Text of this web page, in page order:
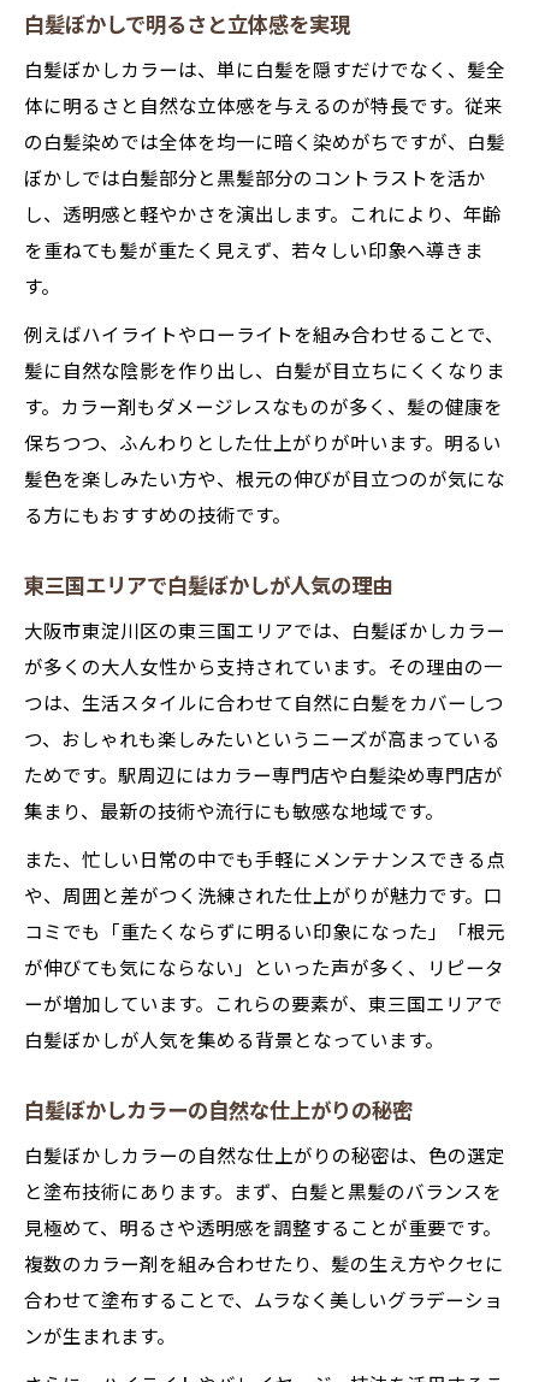
白髪ぼかしで時短とおしゃれを両立
白髪ぼかしカラーで朝のセットも簡単に
白髪ぼかしが人気の理由と失敗しない選び方
白髪ぼかしが大人女性に選ばれる理由
失敗しない白髪ぼかしの選び方のコツ
カラー三国で人気の白髪ぼかしテクニック
白髪ぼかしで自然な明るさを保つ秘訣
自然に馴染む白髪ぼかしカラーで前向きに
白髪ぼかしカラーで毎日を前向きに過ごす
自然に馴染む白髪ぼかしの魅力とは
ル
スマートキレイな白髪ぼかしで印象アップ
白髪ぼかしで明るさと立体感を実現
白髪ぼかしカラーは、単に白髪を隠すだけでなく、髪全
体に明るさと自然な立体感を与えるのが特長です。従来
の白髪染めでは全体を均一に暗く染めがちですが、白髪
ぼかしでは白髪部分と黒髪部分のコントラストを活か
し、透明感と軽やかさを演出します。これにより、年齢
を重ねても髪が重たく見えず、若々しい印象へ導きま
す。
例えばハイライトやローライトを組み合わせることで、
髪に自然な陰影を作り出し、白髪が目立ちにくくなりま
す。カラー剤もダメージレスなものが多く、髪の健康を
保ちつつ、ふんわりとした仕上がりが叶います。明るい
髪色を楽しみたい方や、根元の伸びが目立つのが気にな
る方にもおすすめの技術です。
東三国エリアで白髪ぼかしが人気の理由
大阪市東淀川区の東三国エリアでは、白髪ぼかしカラー
が多くの大人女性から支持されています。その理由の一
つは、生活スタイルに合わせて自然に白髪をカバーしつ
つ、おしゃれも楽しみたいというニーズが高まっている
ためです。駅周辺にはカラー専門店や白髪染め専門店が
集まり、最新の技術や流行にも敏感な地域です。
また、忙しい日常の中でも手軽にメンテナンスできる点
や、周囲と差がつく洗練された仕上がりが魅力です。口
コミでも「重たくならずに明るい印象になった」「根元
が伸びても気にならない」といった声が多く、リピータ
ーが増加しています。これらの要素が、東三国エリアで
白髪ぼかしが人気を集める背景となっています。
白髪ぼかしカラーの自然な仕上がりの秘密
白髪ぼかしカラーの自然な仕上がりの秘密は、色の選定
と塗布技術にあります。まず、白髪と黒髪のバランスを
見極めて、明るさや透明感を調整することが重要です。
複数のカラー剤を組み合わせたり、髪の生え方やクセに
合わせて塗布することで、ムラなく美しいグラデーショ
ンが生まれます。